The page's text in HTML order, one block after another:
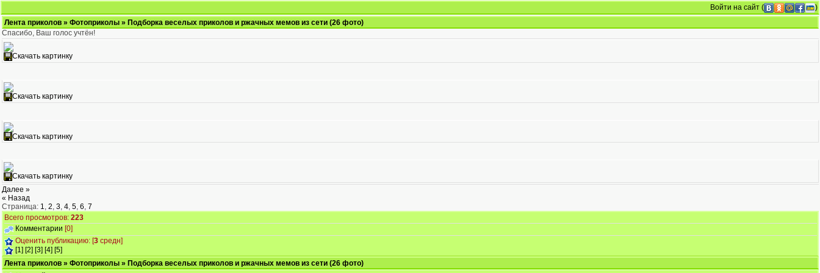
Войти на сайт (
)
Лента приколов » Фотоприколы » Подборка веселых приколов и ржачных мемов из сети (26 фото)
Спасибо, Ваш голоc учтён!
Скачать картинку
Скачать картинку
Скачать картинку
Скачать картинку
Далее »
« Назад
Страница: 1, 2, 3, 4, 5, 6, 7
Всего просмотров: 223
Комментарии [0]
Оценить публикацию: [3 средн]
[1] [2] [3] [4] [5]
Лента приколов » Фотоприколы » Подборка веселых приколов и ржачных мемов из сети (26 фото)